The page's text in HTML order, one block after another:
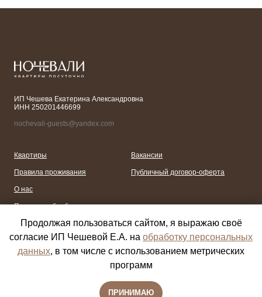
ИП Чешева Екатерина Александровна
ИНН 250201446699
nochevali-guests@yandex.com
Квартиры
Правила проживания
О нас
Политика обработки
Вакансии
Публичный договор-оферта
Продолжая пользоваться сайтом, я выражаю своё
согласие ИП Чешевой Е.А. на обработку персональных
данных, в том числе с использованием метрических
программ
ПРИНИМАЮ